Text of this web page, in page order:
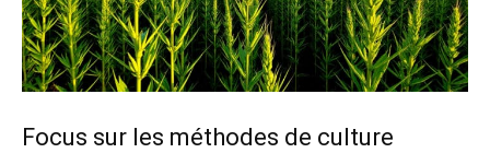
Focus sur les méthodes de culture